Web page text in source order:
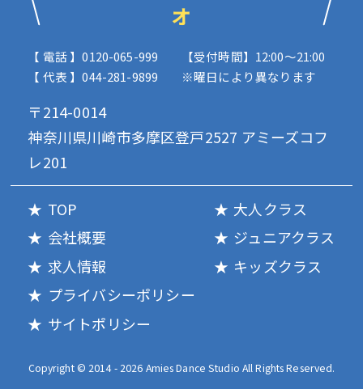
オ
【 電話 】0120-065-999
【 代表 】044-281-9899
【受付時間】12:00〜21:00
※曜日により異なります
〒214-0014
神奈川県川崎市多摩区登戸2527 アミーズコフ
レ201
TOP
会社概要
求人情報
大人クラス
ジュニアクラス
キッズクラス
プライバシーポリシー
サイトポリシー
Copyright © 2014 - 2026 Amies Dance Studio All Rights Reserved.